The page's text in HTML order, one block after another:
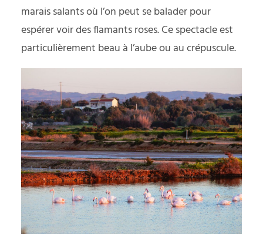
marais salants où l’on peut se balader pour
espérer voir des flamants roses. Ce spectacle est
particulièrement beau à l’aube ou au crépuscule.